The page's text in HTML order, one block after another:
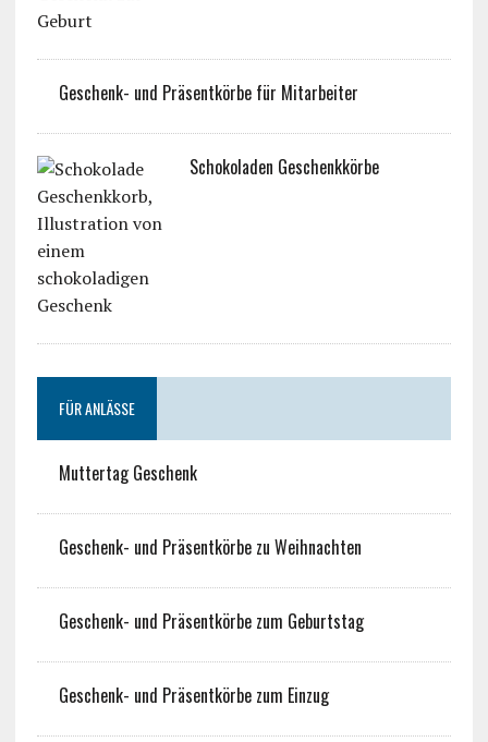
Geschenk- und Präsentkörbe für Mitarbeiter
Schokoladen Geschenkkörbe
FÜR ANLÄSSE
Muttertag Geschenk
Geschenk- und Präsentkörbe zu Weihnachten
Geschenk- und Präsentkörbe zum Geburtstag
Geschenk- und Präsentkörbe zum Einzug